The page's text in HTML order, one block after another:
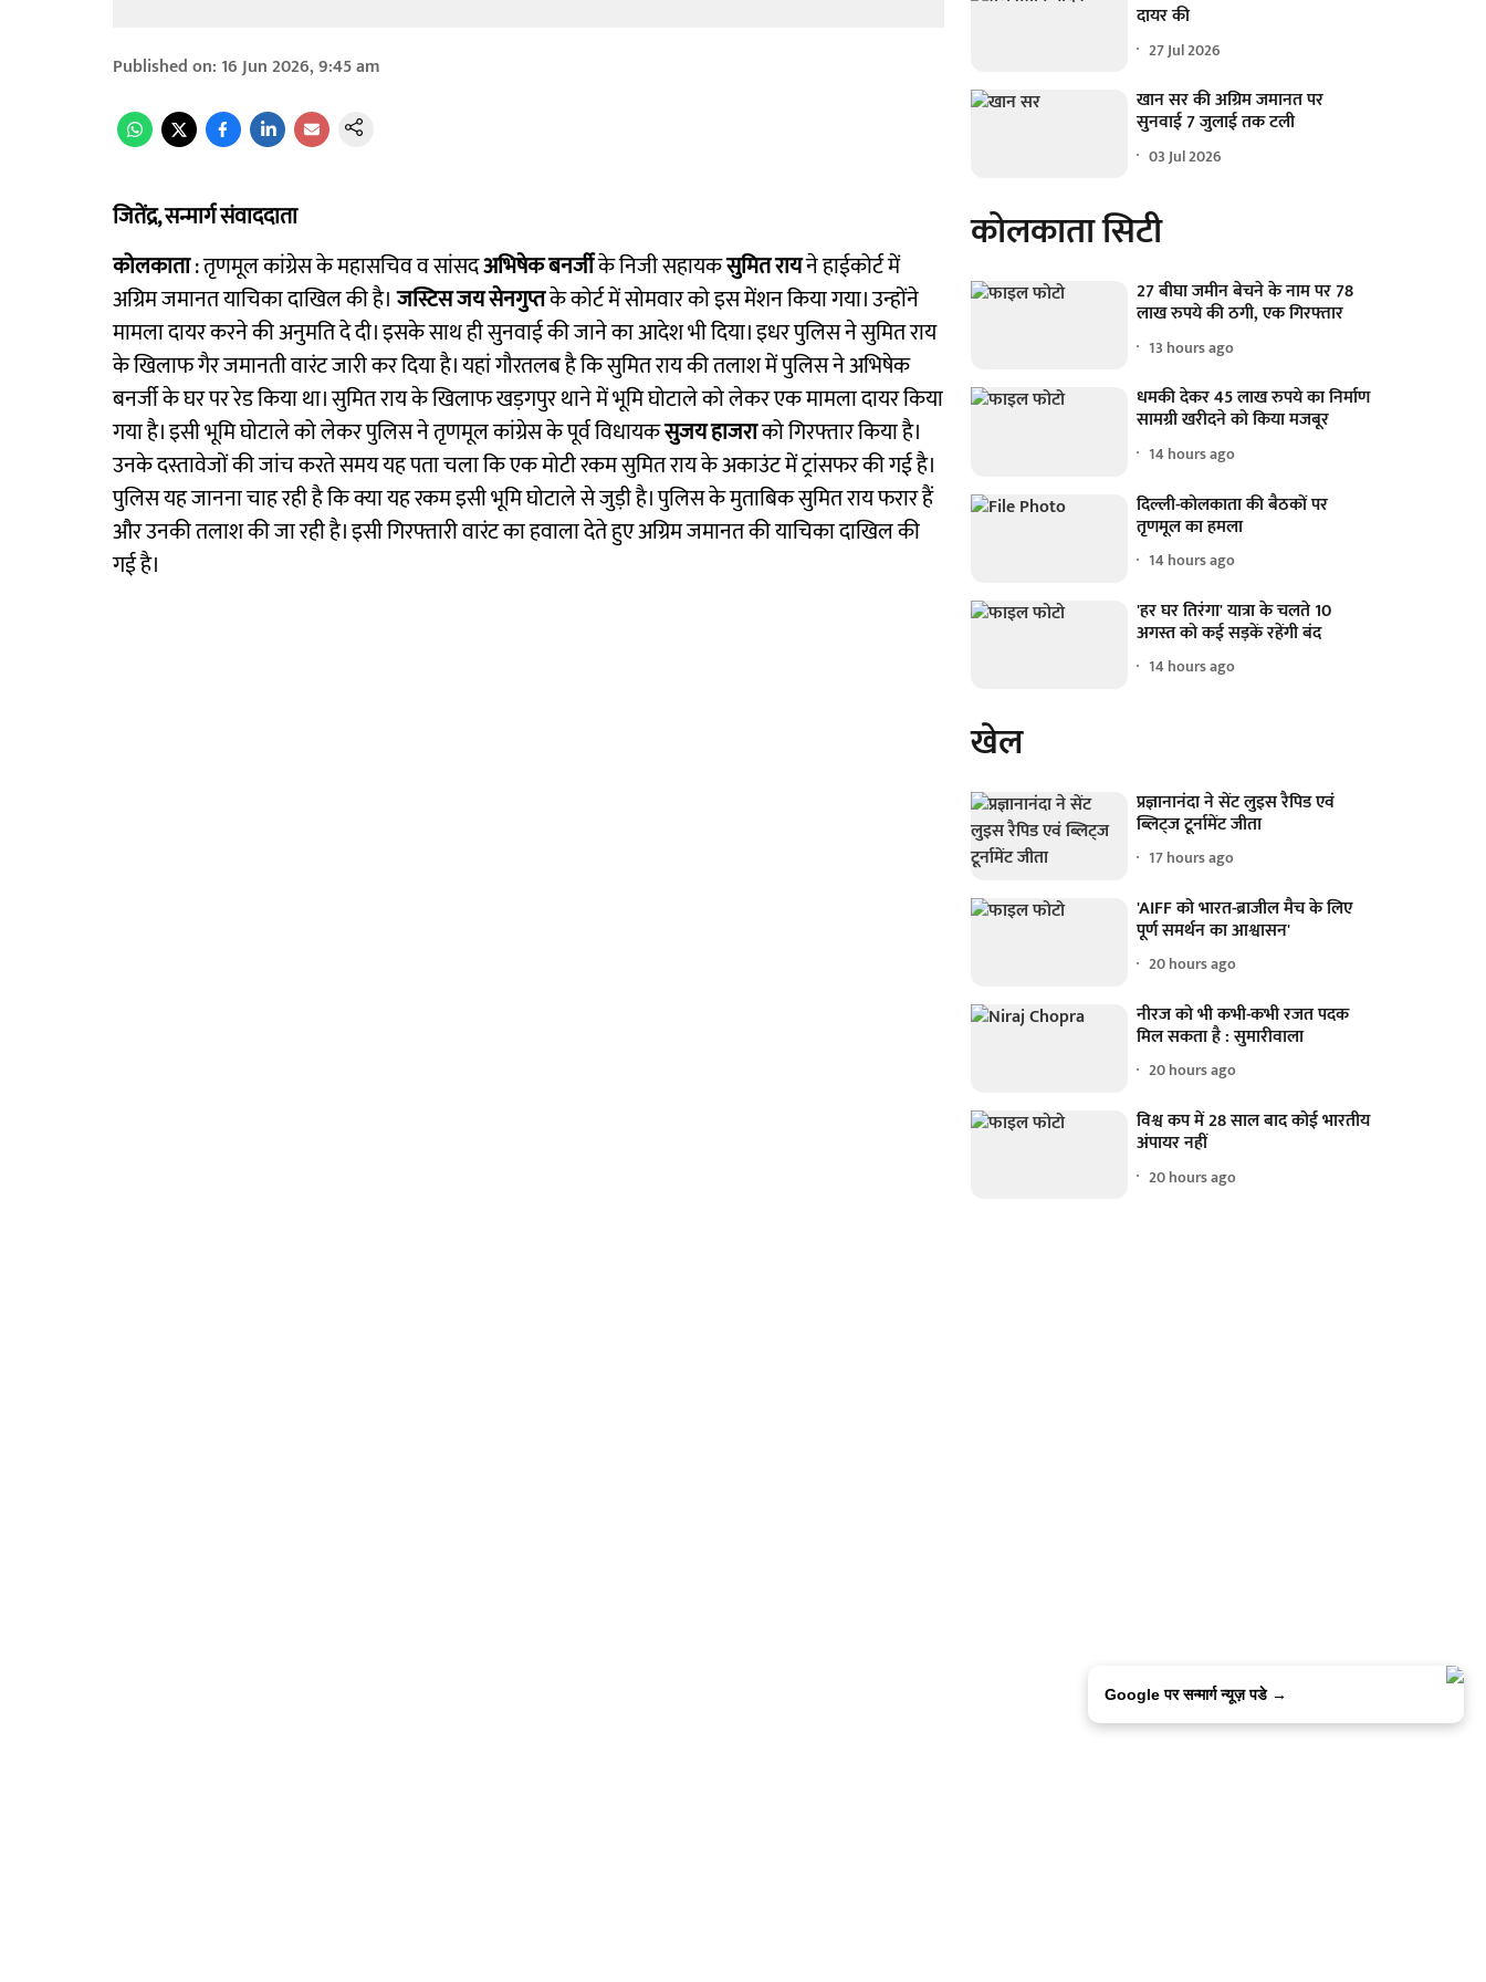
Published on: 16 Jun 2026, 9:45 am
जितेंद्र, सन्मार्ग संवाददाता
कोलकाता: तृणमूल कांग्रेस के महासचिव व सांसदअभिषेक बनर्जीके निजी सहायकसुमित रायने हाईकोर्ट में
अग्रिम जमानत याचिका दाखिल की है।जस्टिस जय सेनगुप्तके कोर्ट में सोमवार को इस मेंशन किया गया। उन्होंने
मामला दायर करने की अनुमति दे दी। इसके साथ ही सुनवाई की जाने का आदेश भी दिया। इधर पुलिस ने सुमित राय
के खिलाफ गैर जमानती वारंट जारी कर दिया है। यहां गौरतलब है कि सुमित राय की तलाश में पुलिस ने अभिषेक
बनर्जी के घर पर रेड किया था। सुमित राय के खिलाफ खड़गपुर थाने में भूमि घोटाले को लेकर एक मामला दायर किया
गया है। इसी भूमि घोटाले को लेकर पुलिस ने तृणमूल कांग्रेस के पूर्व विधायकसुजय हाजराको गिरफ्तार किया है।
उनके दस्तावेजों की जांच करते समय यह पता चला कि एक मोटी रकम सुमित राय के अकाउंट में ट्रांसफर की गई है।
पुलिस यह जानना चाह रही है कि क्या यह रकम इसी भूमि घोटाले से जुड़ी है। पुलिस के मुताबिक सुमित राय फरार हैं
और उनकी तलाश की जा रही है। इसी गिरफ्तारी वारंट का हवाला देते हुए अग्रिम जमानत की याचिका दाखिल की
गई है।
दायर की
27 Jul 2026
खान सर की अग्रिम जमानत पर
सुनवाई 7 जुलाई तक टली
03 Jul 2026
कोलकाता सिटी
27 बीघा जमीन बेचने के नाम पर 78
लाख रुपये की ठगी, एक गिरफ्तार
13 hours ago
धमकी देकर 45 लाख रुपये का निर्माण
सामग्री खरीदने को किया मजबूर
14 hours ago
दिल्ली-कोलकाता की बैठकों पर
तृणमूल का हमला
14 hours ago
'हर घर तिरंगा' यात्रा के चलते 10
अगस्त को कई सड़कें रहेंगी बंद
14 hours ago
खेल
प्रज्ञानानंदा ने सेंट लुइस रैपिड एवं
ब्लिट्ज टूर्नामेंट जीता
17 hours ago
'AIFF को भारत-ब्राजील मैच के लिए
पूर्ण समर्थन का आश्वासन'
20 hours ago
नीरज को भी कभी-कभी रजत पदक
मिल सकता है : सुमारीवाला
20 hours ago
विश्व कप में 28 साल बाद कोई भारतीय
अंपायर नहीं
20 hours ago
Google पर सन्मार्ग न्यूज़ पडे →